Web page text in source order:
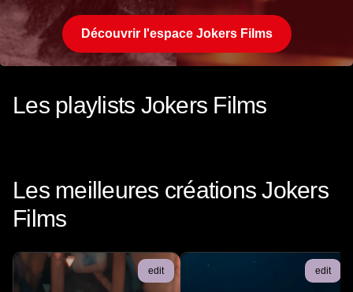
Découvrir l'espace Jokers Films
Les playlists Jokers Films
Hokum
Les meilleures créations Jokers
Films
edit edit